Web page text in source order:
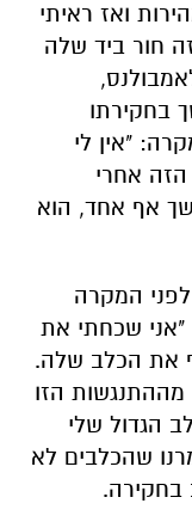
ואז ראיתי
חור ביד שלה
בחקירתו
"אין לי
אחרי
אף אחד, הוא
המקרה
שכחתי את
את הכלב שלה.
הזו
הגדול שלי
שהכלבים לא
בחקירה.